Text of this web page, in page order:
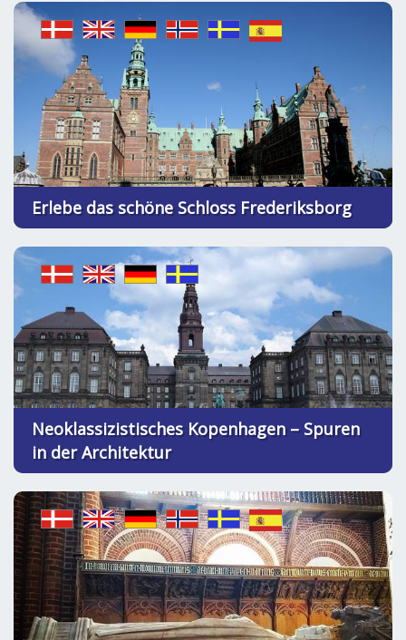
Erlebe das schöne Schloss Frederiksborg
Neoklassizistisches Kopenhagen – Spuren
in der Architektur